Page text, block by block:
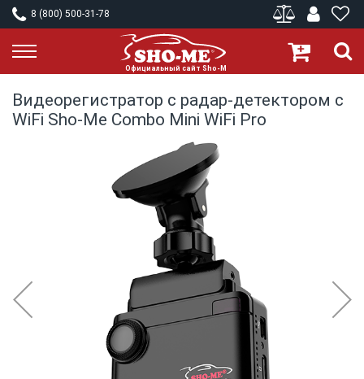
8 (800) 500-31-78
Видеорегистратор с радар-детектором c
WiFi Sho-Me Combo Mini WiFi Pro